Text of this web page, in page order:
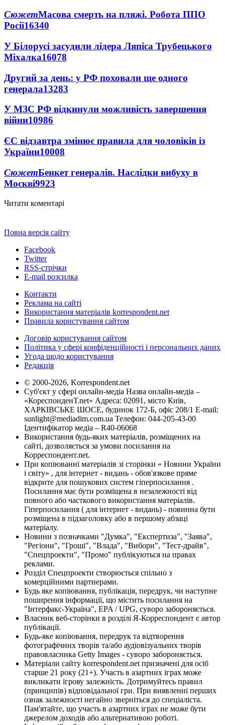
СюжетМасова смерть на пляжі. Робота ППО
Росії16340
У Білорусі засудили лідера Ляпіса Трубецького
Міхалка16078
Другий за день: у РФ поховали ще одного
генерала13283
У МЗС РФ відкинули можливість завершення
війни10986
ЄС відзавтра змінює правила для чоловіків із
України10008
СюжетБенкет генералів. Наслідки вибуху в
Москві9923
Читати коментарі
Повна версія сайту
Facebook
Twitter
RSS-стрічки
E-mail розсилка
Контакти
Реклама на сайті
Використання матеріалів korrespondent.net
Правила користування сайтом
Договір користування сайтом
Політика у сфері конфіденційності і персональних даних
Угода щодо користування
Редакція
© 2000-2026, Korrespondent.net
Суб'єкт у сфері онлайн-медіа Назва онлайн-медіа –
«КореспонденТ.net» Адреса: 02091, місто Київ,
ХАРКІВСЬКЕ ШОСЕ, будинок 172-Б, офіс 208/1 E-mail:
sunlight@mediadim.com.ua Телефон: 044-205-43-00
Ідентифікатор медіа – R40-06068
Використання будь-яких матеріалів, розміщених на
сайті, дозволяється за умови посилання на
Корреспондент.net.
При копіюванні матеріалів зі сторінки « Новини України
і світу» , для інтернет - видань - обов'язкове пряме
відкрите для пошукових систем гіперпосилання .
Посилання має бути розміщена в незалежності від
повного або часткового використання матеріалів.
Гіперпосилання ( для інтернет - видань) - повинна бути
розміщена в підзаголовку або в першому абзаці
матеріалу.
Новини з позначками "Думка", "Експертиза", "Заява",
"Регіони", "Гроші", "Влада", "Вибори", "Тест-драйв",
"Спецпроекти", "Промо" публікуються на правах
реклами.
Розділ Спецпроекти створюється спільно з
комерційними партнерами.
Будь яке копіювання, публікація, передрук, чи наступне
поширення інформації, що містить посилання на
"Інтерфакс-Україна", EPA / UPG, суворо забороняється.
Власник веб-сторінки в розділі Я-Корреспондент є автор
публікації.
Будь-яке копіювання, передрук та відтворення
фотографічних творів та/або аудіовізуальних творів
правовласника Getty Images - суворо забороняється.
Матеріали сайту korrespondent.net призначені для осіб
старше 21 року (21+). Участь в азартних іграх може
викликати ігрову залежність. Дотримуйтесь правил
(принципів) відповідальної гри. При виявленні перших
ознак залежності негайно зверніться до спеціаліста.
Пам'ятайте, що участь в азартних іграх не може бути
джерелом доходів або альтернативою роботі.